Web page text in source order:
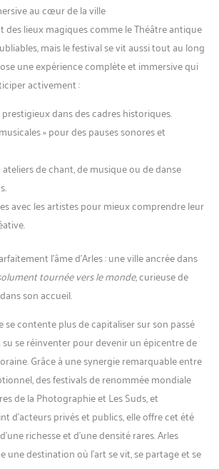
au cœur de la ville
des lieux magiques comme le Théâtre antique
mais le festival se vit aussi tout au long
une expérience complète et immersive qui
activement :
dans des cadres historiques.
» pour des pauses sonores et
de chant, de musique ou de danse
avec les artistes pour mieux comprendre leur
l’âme d’Arles : une ville ancrée dans
tournée vers le monde, curieuse de
son accueil.
se contente plus de capitaliser sur son passé
su se réinventer pour devenir un épicentre de
Grâce à une synergie remarquable entre
des festivals de renommée mondiale
de la Photographie et Les Suds, et
d’acteurs privés et publics, elle offre cet été
richesse et d’une densité rares. Arles
une destination où l’art se vit, se partage et se